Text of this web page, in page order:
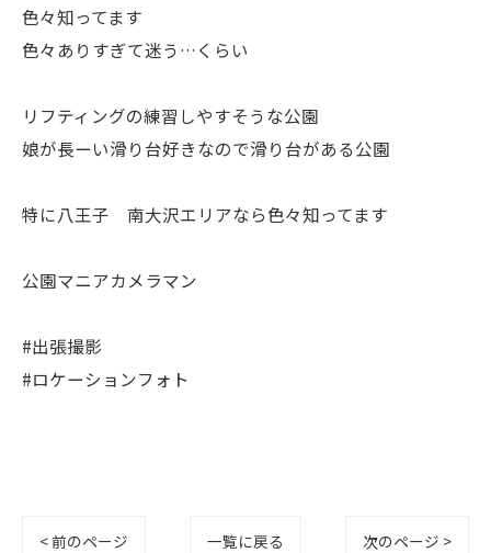
色々知ってます
色々ありすぎて迷う…くらい
リフティングの練習しやすそうな公園
娘が長ーい滑り台好きなので滑り台がある公園
特に八王子 南大沢エリアなら色々知ってます
公園マニアカメラマン
#出張撮影
#ロケーションフォト
< 前のページ 一覧に戻る 次のページ >